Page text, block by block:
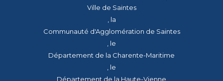
Ville de Saintes
, la
Communauté d'Agglomération de Saintes
, le
Département de la Charente-Maritime
, le
Département de la Haute-Vienne